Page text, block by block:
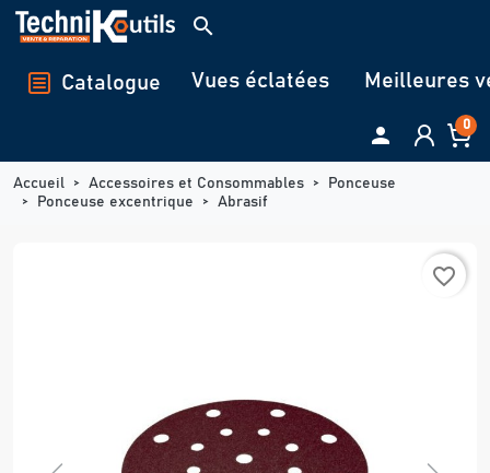
Panneau de gestion des cookies
search
Catalogue Vues éclatées Meilleures
 0
Accueil Accessoires et Consommables
Ponceuse
Ponceuse excentrique
Abrasif
favorite_border